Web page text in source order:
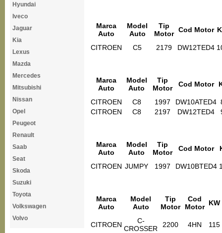
Hyundai
Iveco
Jaguar
Kia
Lexus
Mazda
Mercedes
Mitsubishi
Nissan
Opel
Peugeot
Renault
Saab
Seat
Skoda
Suzuki
Toyota
Volkswagen
Volvo
Marca
Auto
Model
Auto
Tip
Motor Cod Motor
CITROEN C5 2179 DW12TED4
Marca
Auto
Model
Auto
Tip
Motor
Cod Motor
CITROEN C8 1997 DW10ATED4
CITROEN
C8 2197 DW12TED4
Marca
Auto
Model
Auto
Tip
Motor
Cod Motor
CITROEN JUMPY 1997 DW10BTED4
Marca
Auto
Model
Auto
Tip
Motor
Cod
Motor KW
CITROEN
C-
CROSSER
2200 4HN 115